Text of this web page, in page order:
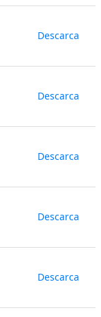
Descarca
Descarca
Descarca
Descarca
Descarca